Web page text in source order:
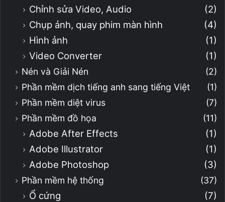
Chỉnh sửa Video, Audio
(2)
Chụp ảnh, quay phim màn hình
(4)
Hình ảnh
(1)
Video Converter
(1)
Nén và Giải Nén
(2)
Phần mềm dịch tiếng anh sang tiếng Việt
(1)
Phần mềm diệt virus
(7)
Phần mềm đồ họa
(11)
Adobe After Effects
(1)
Adobe Illustrator
(1)
Adobe Photoshop
(3)
Phần mềm hệ thống (37)
Ổ cứng
(7)